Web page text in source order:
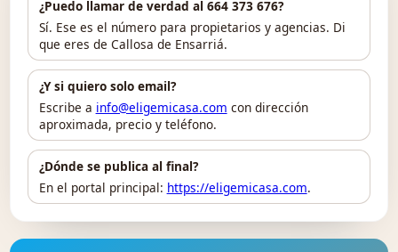
¿Puedo llamar de verdad al 664 373 676?
Sí. Ese es el número para propietarios y agencias. Di
que eres de Callosa de Ensarriá.
¿Y si quiero solo email?
Escribe a info@eligemicasa.com con dirección
aproximada, precio y teléfono.
¿Dónde se publica al final?
En el portal principal: https://eligemicasa.com.